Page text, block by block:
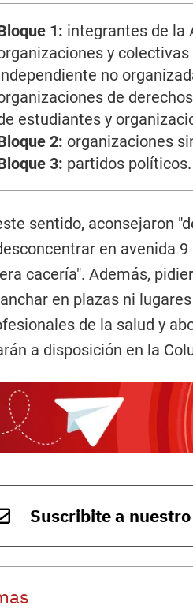
1: integrantes de la
y colectivas
no
de
estudiantes y
2: organizaciones
3: partidos políticos.
sentido, aconsejaron
en avenida
cacería". Además,
en plazas ni
de la salud y
a disposición en la
Suscribite a